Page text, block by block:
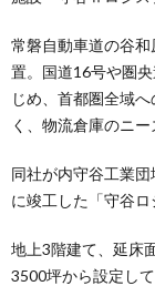
常磐自動車道の谷
置。国道16号や圏
じめ、首都圏全域
く、物流倉庫のニー
同社が内守谷工業
に竣工した「守谷ロ
地上3階建て、延床
3500坪から設定し